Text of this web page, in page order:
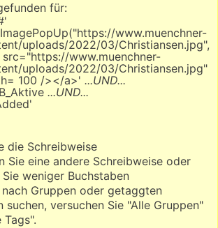
für:
www.muenchner-
uploads/2022/03/Christiansen.jpg",
src="https://www.muenchner-
uploads/2022/03/Christiansen.jpg"
100 /></a>' ...UND...
...UND...
die Schreibweise
Sie eine andere Schreibweise oder
weniger Buchstaben
nach Gruppen oder getaggten
suchen, versuchen Sie "Alle Gruppen"